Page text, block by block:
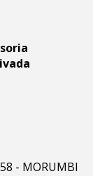
- MORUMBI